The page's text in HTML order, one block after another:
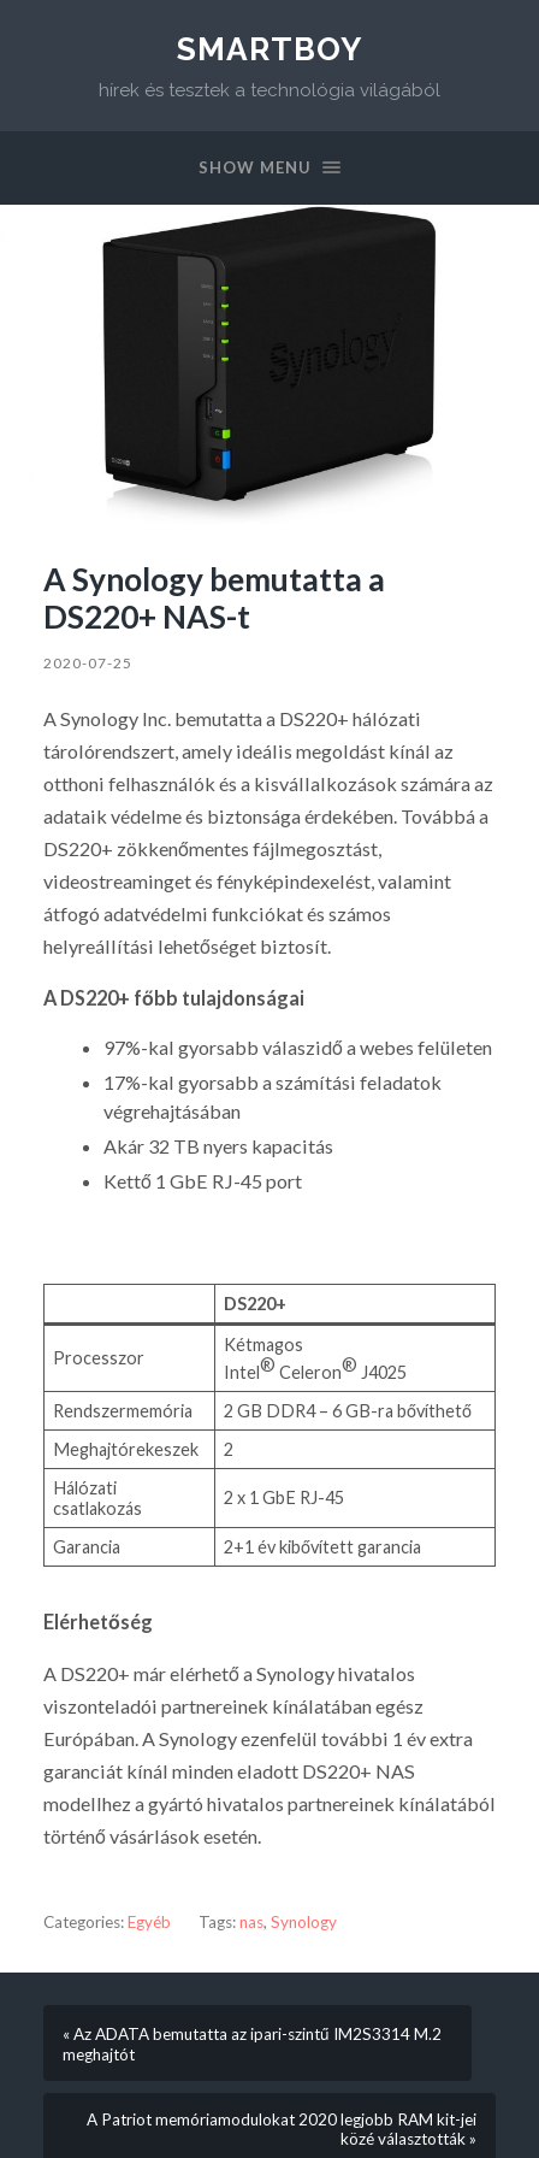
SMARTBOY
hírek és tesztek a technológia világából
SHOW MENU
A Synology bemutatta a
DS220+ NAS-t
2020-07-25
A Synology Inc. bemutatta a DS220+ hálózati
tárolórendszert, amely ideális megoldást kínál az
otthoni felhasználók és a kisvállalkozások számára az
adataik védelme és biztonsága érdekében. Továbbá a
DS220+ zökkenőmentes fájlmegosztást,
videostreaminget és fényképindexelést, valamint
átfogó adatvédelmi funkciókat és számos
helyreállítási lehetőséget biztosít.
A DS220+ főbb tulajdonságai
97%-kal gyorsabb válaszidő a webes felületen
17%-kal gyorsabb a számítási feladatok
végrehajtásában
Akár 32 TB nyers kapacitás
Kettő 1 GbE RJ-45 port
DS220+
Processzor
Kétmagos
Intel® Celeron® J4025
Rendszermemória
2 GB DDR4 – 6 GB-ra bővíthető
Meghajtórekeszek
2
Hálózati
csatlakozás
2 x 1 GbE RJ-45
Garancia 2+1 év kibővített garancia
Elérhetőség
A DS220+ már elérhető a Synology hivatalos
viszonteladói partnereinek kínálatában egész
Európában. A Synology ezenfelül további 1 év extra
garanciát kínál minden eladott DS220+ NAS
modellhez a gyártó hivatalos partnereinek kínálatából
történő vásárlások esetén.
Categories:Egyéb Tags:nas, Synology
« Az ADATA bemutatta az ipari-szintű IM2S3314 M.2
meghajtót
A Patriot memóriamodulokat 2020 legjobb RAM kit-jei
közé választották »